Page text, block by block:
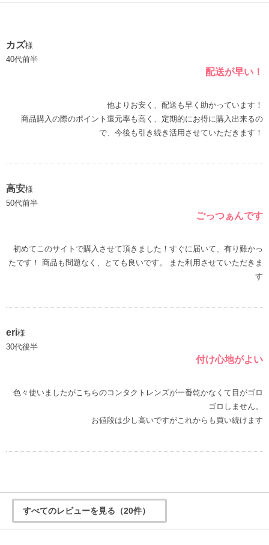
カズ様
40代前半
配送が早い！
他よりお安く、配送も早く助かっています！
商品購入の際のポイント還元率も高く、定期的にお得に購入出来るの
高安様
50代前半
ごっつぁんです
初めてこのサイトで購入させて頂きました！すぐに届いて、有り難かっ
たです！ 商品も問題なく、とても良いです。 また利用させていただきま
す
eri様
30代後半
付け心地がよい
色々使いましたがこちらのコンタクトレンズが一番乾かなくて目がゴロ
ゴロしません。
お値段は少し高いですがこれからも買い続けます
すべてのレビューを見る（20件）